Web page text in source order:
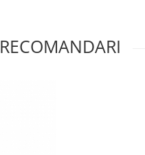
RECOMANDARI